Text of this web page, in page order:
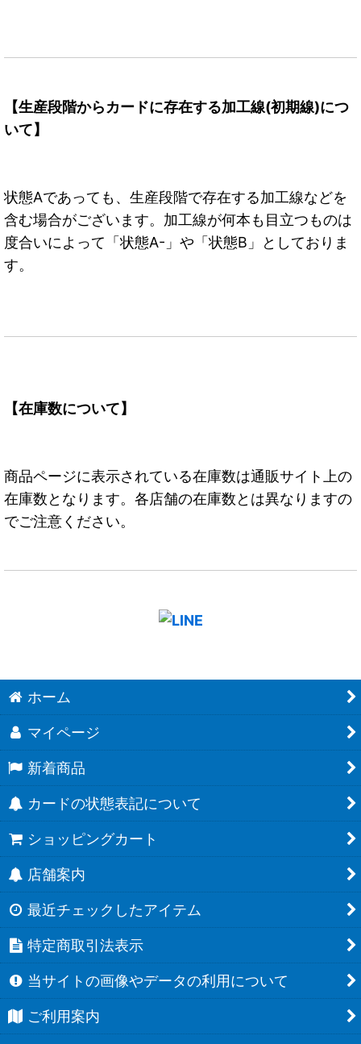
【生産段階からカードに存在する加工線(初期線)につ
いて】
状態Aであっても、生産段階で存在する加工線などを
含む場合がございます。加工線が何本も目立つものは
度合いによって「状態A-」や「状態B」としておりま
す。
【在庫数について】
商品ページに表示されている在庫数は通販サイト上の
在庫数となります。各店舗の在庫数とは異なりますの
でご注意ください。
ホーム
マイページ
新着商品
カードの状態表記について
ショッピングカート
店舗案内
最近チェックしたアイテム
特定商取引法表示
当サイトの画像やデータの利用について
ご利用案内